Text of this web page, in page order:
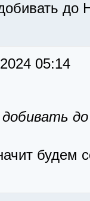
до
05:14
до
будем